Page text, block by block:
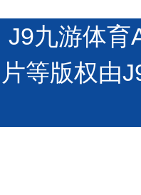
J9九游体
片等版权